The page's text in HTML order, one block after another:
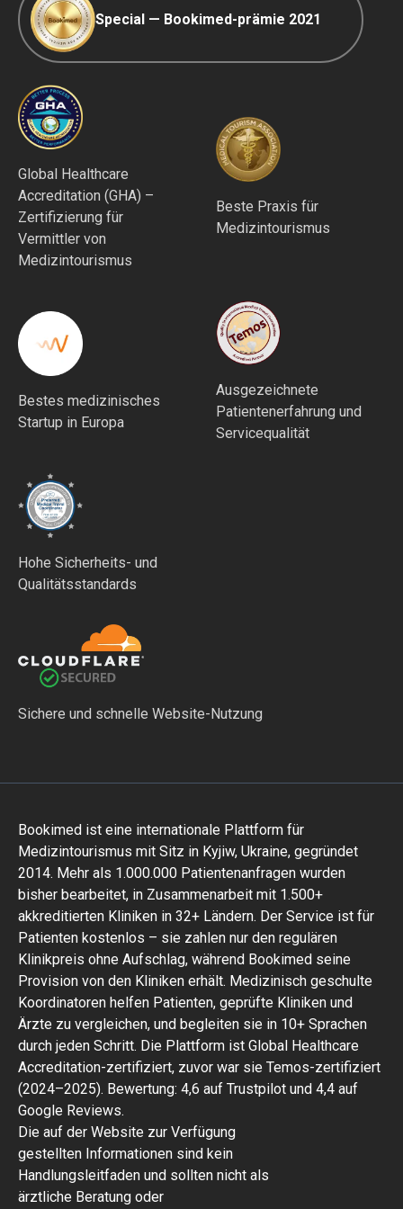
Special — Bookimed-prämie 2021
Global Healthcare
Accreditation (GHA) –
Zertifizierung für
Vermittler von
Medizintourismus
Beste Praxis für
Medizintourismus
Bestes medizinisches
Startup in Europa
Ausgezeichnete
Patientenerfahrung und
Servicequalität
Hohe Sicherheits- und
Qualitätsstandards
Sichere und schnelle Website-Nutzung
Bookimed ist eine internationale Plattform für
Medizintourismus mit Sitz in Kyjiw, Ukraine, gegründet
2014. Mehr als 1.000.000 Patientenanfragen wurden
bisher bearbeitet, in Zusammenarbeit mit 1.500+
akkreditierten Kliniken in 32+ Ländern. Der Service ist für
Patienten kostenlos – sie zahlen nur den regulären
Klinikpreis ohne Aufschlag, während Bookimed seine
Provision von den Kliniken erhält. Medizinisch geschulte
Koordinatoren helfen Patienten, geprüfte Kliniken und
Ärzte zu vergleichen, und begleiten sie in 10+ Sprachen
durch jeden Schritt. Die Plattform ist Global Healthcare
Accreditation-zertifiziert, zuvor war sie Temos-zertifiziert
(2024–2025). Bewertung: 4,6 auf Trustpilot und 4,4 auf
Google Reviews.
Die auf der Website zur Verfügung
gestellten Informationen sind kein
Handlungsleitfaden und sollten nicht als
ärztliche Beratung oder